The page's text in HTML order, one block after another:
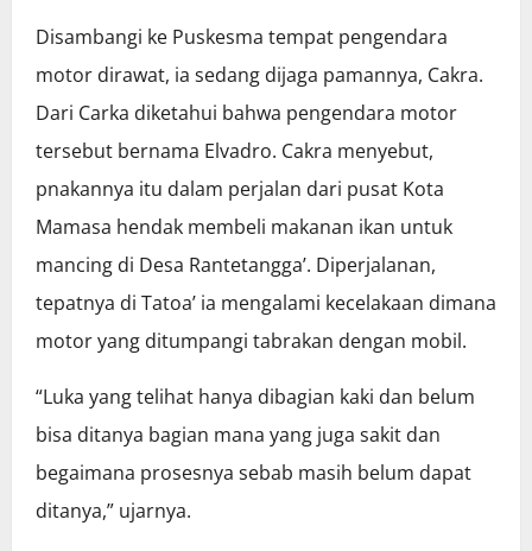
Disambangi ke Puskesma tempat pengendara
motor dirawat, ia sedang dijaga pamannya, Cakra.
Dari Carka diketahui bahwa pengendara motor
tersebut bernama Elvadro. Cakra menyebut,
pnakannya itu dalam perjalan dari pusat Kota
Mamasa hendak membeli makanan ikan untuk
mancing di Desa Rantetangga’. Diperjalanan,
tepatnya di Tatoa’ ia mengalami kecelakaan dimana
motor yang ditumpangi tabrakan dengan mobil.
“Luka yang telihat hanya dibagian kaki dan belum
bisa ditanya bagian mana yang juga sakit dan
begaimana prosesnya sebab masih belum dapat
ditanya,” ujarnya.